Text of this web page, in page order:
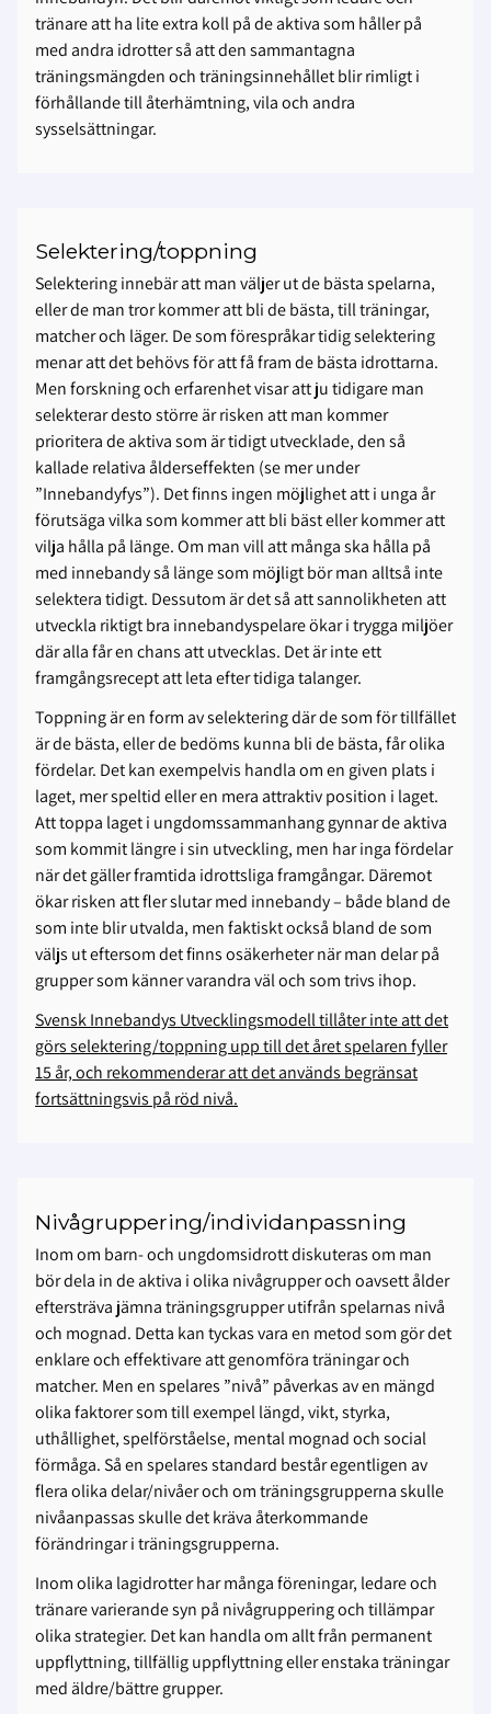
tränare att ha lite extra koll på de aktiva som håller på
med andra idrotter så att den sammantagna
träningsmängden och träningsinnehållet blir rimligt i
förhållande till återhämtning, vila och andra
sysselsättningar.
Selektering/toppning
Selektering innebär att man väljer ut de bästa spelarna,
eller de man tror kommer att bli de bästa, till träningar,
matcher och läger. De som förespråkar tidig selektering
menar att det behövs för att få fram de bästa idrottarna.
Men forskning och erfarenhet visar att ju tidigare man
selekterar desto större är risken att man kommer
prioritera de aktiva som är tidigt utvecklade, den så
kallade relativa ålderseffekten (se mer under
”Innebandyfys”). Det finns ingen möjlighet att i unga år
förutsäga vilka som kommer att bli bäst eller kommer att
vilja hålla på länge. Om man vill att många ska hålla på
med innebandy så länge som möjligt bör man alltså inte
selektera tidigt. Dessutom är det så att sannolikheten att
utveckla riktigt bra innebandyspelare ökar i trygga miljöer
där alla får en chans att utvecklas. Det är inte ett
framgångsrecept att leta efter tidiga talanger.
Toppning är en form av selektering där de som för tillfället
är de bästa, eller de bedöms kunna bli de bästa, får olika
fördelar. Det kan exempelvis handla om en given plats i
laget, mer speltid eller en mera attraktiv position i laget.
Att toppa laget i ungdomssammanhang gynnar de aktiva
som kommit längre i sin utveckling, men har inga fördelar
när det gäller framtida idrottsliga framgångar. Däremot
ökar risken att fler slutar med innebandy – både bland de
som inte blir utvalda, men faktiskt också bland de som
väljs ut eftersom det finns osäkerheter när man delar på
grupper som känner varandra väl och som trivs ihop.
Svensk Innebandys Utvecklingsmodell tillåter inte att det
görs selektering/toppning upp till det året spelaren fyller
15 år, och rekommenderar att det används begränsat
fortsättningsvis på röd nivå.
Nivågruppering/individanpassning
Inom om barn- och ungdomsidrott diskuteras om man
bör dela in de aktiva i olika nivågrupper och oavsett ålder
eftersträva jämna träningsgrupper utifrån spelarnas nivå
och mognad. Detta kan tyckas vara en metod som gör det
enklare och effektivare att genomföra träningar och
matcher. Men en spelares ”nivå” påverkas av en mängd
olika faktorer som till exempel längd, vikt, styrka,
uthållighet, spelförståelse, mental mognad och social
förmåga. Så en spelares standard består egentligen av
flera olika delar/nivåer och om träningsgrupperna skulle
nivåanpassas skulle det kräva återkommande
förändringar i träningsgrupperna.
Inom olika lagidrotter har många föreningar, ledare och
tränare varierande syn på nivågruppering och tillämpar
olika strategier. Det kan handla om allt från permanent
uppflyttning, tillfällig uppflyttning eller enstaka träningar
med äldre/bättre grupper.